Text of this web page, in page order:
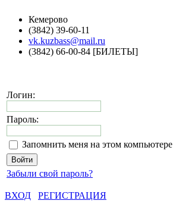
Кемерово
(3842) 39-60-11
vk.kuzbass@mail.ru
(3842) 66-00-84 [БИЛЕТЫ]
Логин:
Пароль:
Запомнить меня на этом компьютере
Забыли свой пароль?
ВХОД
РЕГИСТРАЦИЯ